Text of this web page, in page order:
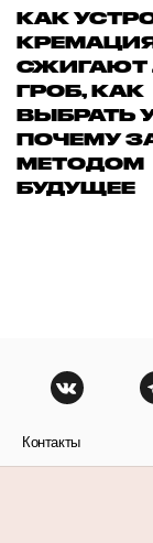
КАК
СЖИГАЮТ
ГРОБ, КАК
ВЫБРАТЬ
ПОЧЕМУ
МЕТОДОМ
БУДУЩЕЕ
Контакты